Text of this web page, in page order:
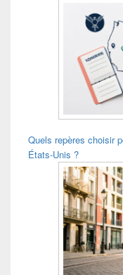
Quels repères choisir
États-Unis ?